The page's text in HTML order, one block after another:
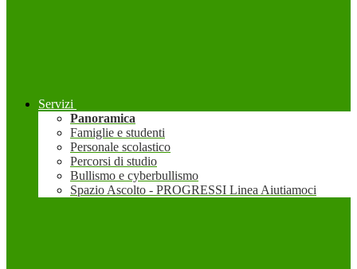
Servizi
Panoramica
Famiglie e studenti
Personale scolastico
Percorsi di studio
Bullismo e cyberbullismo
Spazio Ascolto - PROGRESSI Linea Aiutiamoci